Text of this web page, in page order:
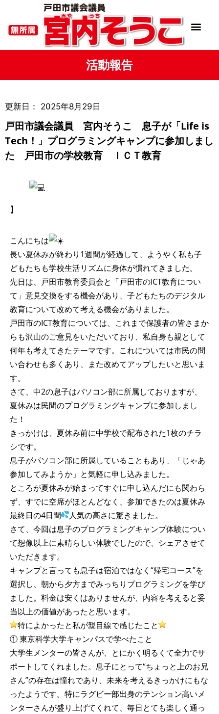
活動報告
更新日： 2025年8月29日
戸田市議会議員 宮内そうこ 息子が「Life is
Tech！」プログラミングキャンプに参加しまし
た 戸田市の学校教育 ＩＣＴ教育
】
こんにちは
長い夏休みが終わり1週間が経過して、ようやく私も子
どもたちも学校生活リズムに身体が慣れてきました。
先日は、戸田市教育委員会と「戸田市のICT教育につい
て」意見交換をする機会があり、子どもたちのデジタル
教育について改めて考える機会がありました。
戸田市のICT教育については、これまで保護者の皆さまか
らも沢山のご意見をいただいており、私自身も親として
何年も考えてきたテーマです。これについては市民の問
い合わせも多くあり、また改めてアップしたいと思いま
す。
さて、中2の息子はパソコン部に所属しておりますが、
夏休みは民間のプログラミングキャンプに参加しまし
た！
きっかけは、夏休み前に中学校で配布された1枚のチラ
シです。
息子がパソコン部に所属していることもあり、「じゃあ
参加してみようか」と気軽に申し込みました。
ところが夏休みが始まってすぐに申し込んだにも関わら
ず、すでに空席がほとんどなく、参加できたのは夏休み
最終日の4日間
人気の高さに驚きました。
さて、今回は息子のプログラミングキャンプ体験につい
て想像以上に素晴らしい体験でしたので、シェアさせて
いただきます。
キャンプと言っても息子は宿泊ではなく“帰宅コース”を
選択し、朝から夕方までみっちりプログラミングを学び
ました。料金は安くはありませんが、内容を考えると妥
当以上の価値があったと思います。
特によかったと私が親目線で感じたこと
① 東京科学大学キャンパスで学べたこと
大学生メンターの皆さんが、とにかく明るくて全力でサ
ポートしてくれました。息子にとって“ちょっと上のお兄
さん”の存在は憧れであり、未来を考えるきっかけにもな
ったようです。特にラグビー部出身のテンション高いメ
ンターさんが盛り上げてくれて、毎日とても楽しく通っ